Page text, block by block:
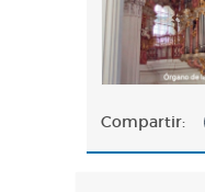
Compartir: